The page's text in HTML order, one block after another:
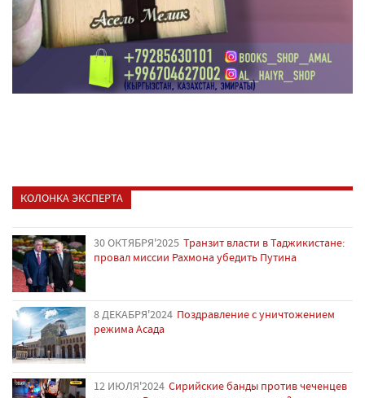
КОЛОНКА ЭКСПЕРТА
30 ОКТЯБРЯ'2025 Транзит власти в Таджикистане:
провал миссии Рахмона убедить Путина
8 ДЕКАБРЯ'2024 Поздравление с уничтожением
режима Асада
12 ИЮЛЯ'2024 Сирийские банды против чеченцев